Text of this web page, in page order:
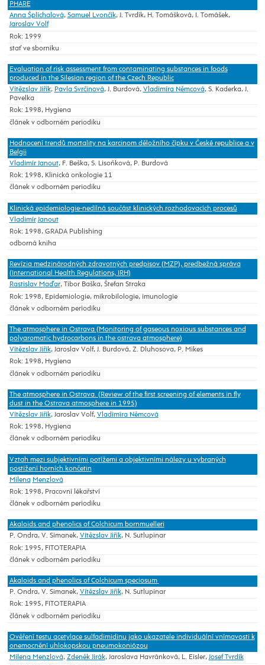
PHARE
Anna Šplíchalová, Samuel Lvončík, J. Tvrdík, H. Tomášková, I. Tomášek,
Jaroslav Volf
Rok: 1999
stať ve sborníku
Evaluation of risk assessment from contaminating substances in foods
produced in the Silesian region of the Czech Republic
Vítězslav Jiřík, Pavla Svrčinová, J. Burdová, Vladimíra Němcová, S. Kaderka, J.
Pavelka
Rok: 1998, Hygiena
článek v odborném periodiku
Hodnocení trendů mortality na karcinom děložního čípku v České republice a v
Belgii
Vladimír Janout, F. Beška, S. Lisoňková, P. Burdová
Rok: 1998, Klinická onkologie 11
článek v odborném periodiku
Klinická epidemiologie-nedílná součást klinických rozhodovacích procesů
Vladimír Janout
Rok: 1998, GRADA Publishing
odborná kniha
Revízia medzinárodných zdravotných predpisov (MZP), predbežná správa
(International Health Regulations, IRH)
Rastislav Maďar, Tibor Baška, Štefan Straka
Rok: 1998, Epidemiologie, mikrobilologie, imunologie
článek v odborném periodiku
The atmosphere in Ostrava (Monitoring of gaseous noxious substances and
polyaromatic hydrocarbons in the ostrava atmosphere)
Vítězslav Jiřík, Jaroslav Volf, J. Burdová, Z. Dluhosova, P. Mikes
Rok: 1998, Hygiena
článek v odborném periodiku
The atmosphere in Ostrava. (Review of the first screening of elements in fly
dust in the Ostrava atmosphere in 1995)
Vítězslav Jiřík, Jaroslav Volf, Vladimíra Němcová
Rok: 1998, Hygiena
článek v odborném periodiku
Vztah mezi subjektivními potížemi a objektivními nálezy u vybraných
postižení horních končetin
Milena Menzlová
Rok: 1998, Pracovní lékařství
článek v odborném periodiku
Akaloids and phenolics of Colchicum bornmuelleri
P. Ondra, V. Simanek, Vítězslav Jiřík, N. Sutlupinar
Rok: 1995, FITOTERAPIA
článek v odborném periodiku
Akaloids and phenolics of Colchicum speciosum
P. Ondra, V. Simanek, Vítězslav Jiřík, N. Sutlupinar
Rok: 1995, FITOTERAPIA
článek v odborném periodiku
Ověření testu acetylace sulfadimidinu jako ukazatele individuální vnímavosti k
onemocnění uhlokopskou pneumokoniózou
Milena Menzlová, Zdeněk Jirák, Jaroslava Havránková, L. Eisler, Josef Tvrdík